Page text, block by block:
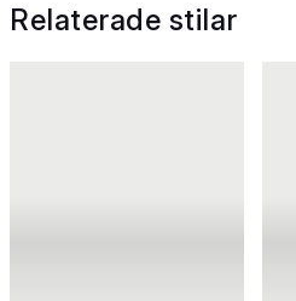
Relaterade stilar